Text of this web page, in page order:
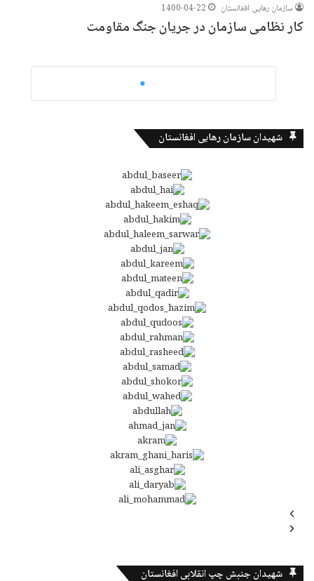
سازمان رهایی افغانستان 1400-04-22
کار نظامی سازمان در جریان جنگ مقاومت
شهیدان سازمان رهایی افغانستان
شهیدان جنبش چپ انقلابی افغانستان